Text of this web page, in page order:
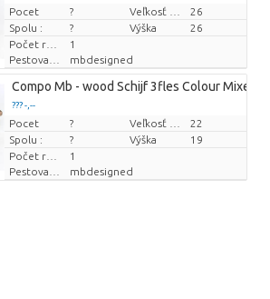
Cena za kus
Pocet ?
26
Spolu :
? Výška
26
Počet rastlín/črepník
1
mbdesigned
Compo Mb - wood Schijf 3fles Colour Mixed
??? -,--
Cena za kus
Pocet ?
22
Spolu :
? Výška
19
Počet rastlín/črepník
1
mbdesigned